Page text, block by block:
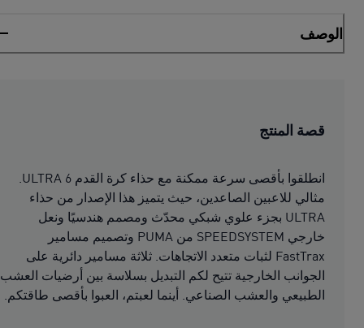
الوصف
قصة المنتج
انطلقوا بأقصى سرعة ممكنة مع حذاء كرة القدم ULTRA 6.
مثالي للاعبين الصاعدين، حيث يتميز هذا الإصدار من حذاء
ULTRA بجزء علوي شبكي محدّث ومصمم هندسيًا ونعل
خارجي SPEEDSYSTEM من PUMA وتصميم مسامير
FastTrax لثبات متعدد الاتجاهات. ثلاثة مسامير دائرية على
الجوانب الخارجية تتيح لكم التبديل بسلاسة بين أرضيات العشب
الطبيعي والعشب الصناعي. أينما لعبتم، العبوا بأقصى طاقتكم.